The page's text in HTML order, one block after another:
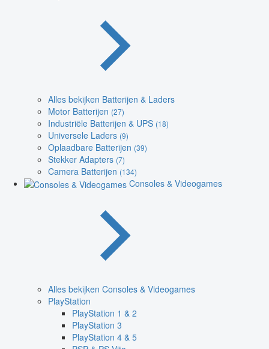
Alles bekijken Batterijen & Laders
Motor Batterijen (27)
Industriële Batterijen & UPS (18)
Universele Laders (9)
Oplaadbare Batterijen (39)
Stekker Adapters (7)
Camera Batterijen (134)
Consoles & Videogames
Alles bekijken Consoles & Videogames
PlayStation
PlayStation 1 & 2
PlayStation 3
PlayStation 4 & 5